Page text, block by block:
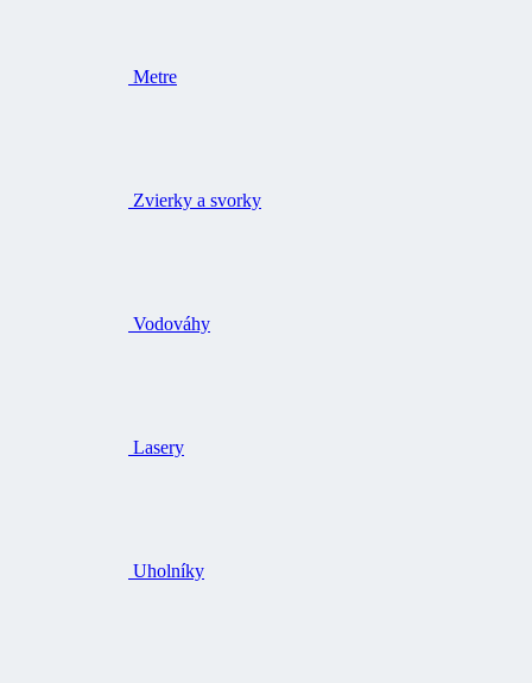
Metre
Zvierky a svorky
Vodováhy
Lasery
Uholníky